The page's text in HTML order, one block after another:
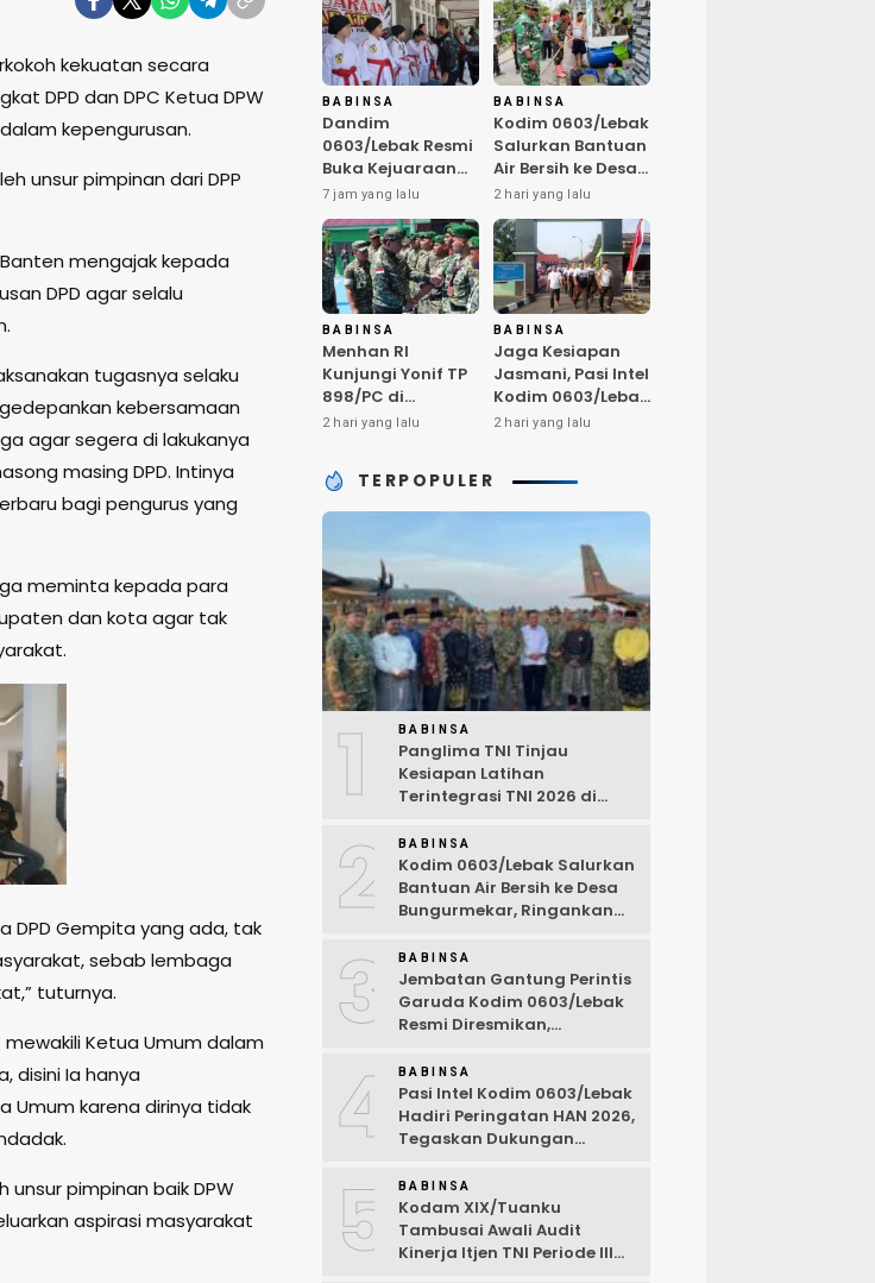
kekuatan secara
DPD dan DPC Ketua DPW
kepengurusan.
unsur pimpinan dari DPP
mengajak kepada
DPD agar selalu
tugasnya selaku
kebersamaan
agar segera di lakukanya
masing DPD. Intinya
bagi pengurus yang
meminta kepada para
dan kota agar tak
DPD Gempita yang ada, tak
sebab lembaga
tuturnya.
Ketua Umum dalam
disini Ia hanya
Umum karena dirinya tidak
unsur pimpinan baik DPW
aspirasi masyarakat
BABINSA
Dandim
0603/Lebak Resmi
Buka Kejuaraan
Karate Antar Dojo
INKAI, Jaring Bibit
Atlet Unggul
Sambut HUT ke-81
RI
7 jam yang lalu
BABINSA
Kodim 0603/Lebak
Salurkan Bantuan
Air Bersih ke Desa
Bungurmekar,
Ringankan Beban
Warga
Terdampak
Kemarau
2 hari yang lalu
BABINSA
Menhan RI
Kunjungi Yonif TP
898/PC di
Kampar,
Kualitas SDM
Kunci Kekuatan
TNI
2 hari yang lalu
BABINSA
Jaga Kesiapan
Jasmani, Pasi Intel
Kodim 0603/Lebak
Pimpin Pembinaan
2 hari yang lalu
TERPOPULER
1 BABINSA
Panglima TNI Tinjau
Kesiapan Latihan
Terintegrasi TNI 2026 di
2 BABINSA
Kodim 0603/Lebak Salurkan
Bantuan Air Bersih ke Desa
Bungurmekar, Ringankan
Kemarau
3 BABINSA
Jembatan Gantung Perintis
Garuda Kodim 0603/Lebak
Resmi Diresmikan,
Desa Wanasalam
4 BABINSA
Pasi Intel Kodim 0603/Lebak
Hadiri Peringatan HAN 2026,
Tegaskan Dukungan
Ramah Anak
5 BABINSA
Kodam XIX/Tuanku
Tambusai Awali Audit
Kinerja Itjen TNI Periode III